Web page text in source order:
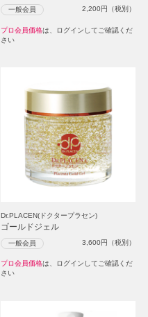
一般会員 2,200円（税別）
プロ会員価格は、ログインしてご確認くだ
さい
Dr.PLACEN(ドクタープラセン)
ゴールドジェル
一般会員 3,600円（税別）
プロ会員価格は、ログインしてご確認くだ
さい